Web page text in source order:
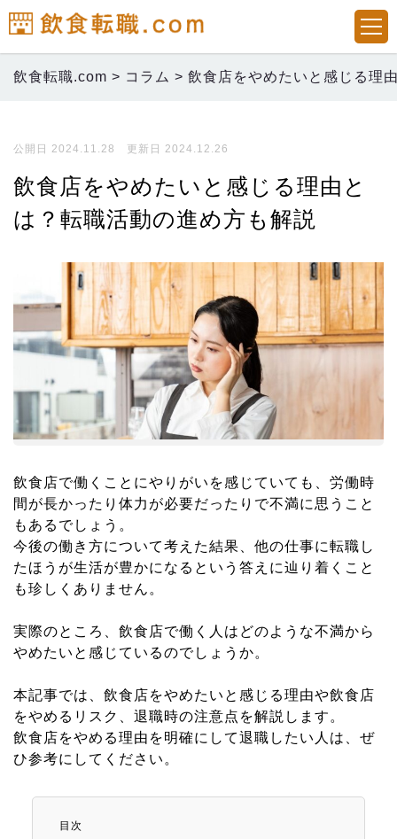
飲食転職.com > コラム > 飲食店をやめたいと感じる理
公開日 2024.11.28 更新日 2024.12.26
飲食店をやめたいと感じる理由と
は？転職活動の進め方も解説
飲食店で働くことにやりがいを感じていても、労働時
間が長かったり体力が必要だったりで不満に思うこと
もあるでしょう。
今後の働き方について考えた結果、他の仕事に転職し
たほうが生活が豊かになるという答えに辿り着くこと
も珍しくありません。
実際のところ、飲食店で働く人はどのような不満から
やめたいと感じているのでしょうか。
本記事では、飲食店をやめたいと感じる理由や飲食店
をやめるリスク、退職時の注意点を解説します。
飲食店をやめる理由を明確にして退職したい人は、ぜ
ひ参考にしてください。
目次